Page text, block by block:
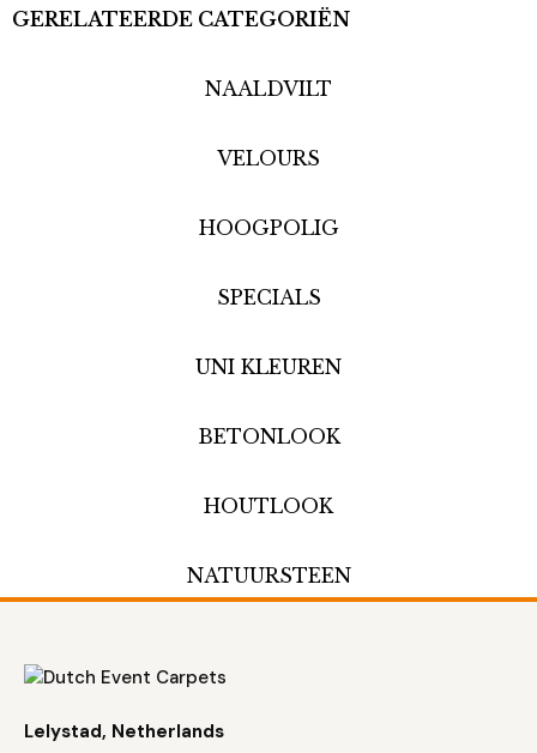
GERELATEERDE CATEGORIËN
NAALDVILT
VELOURS
HOOGPOLIG
SPECIALS
UNI KLEUREN
BETONLOOK
HOUTLOOK
NATUURSTEEN
Lelystad, Netherlands